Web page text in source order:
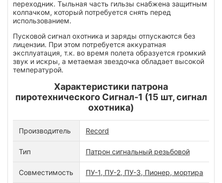
переходник. Тыльная часть гильзы снабжена защитным
колпачком, который потребуется снять перед
использованием.
Пусковой сигнал охотника и заряды отпускаются без
лицензии. При этом потребуется аккуратная
эксплуатация, т.к. во время полета образуется громкий
звук и искры, а метаемая звездочка обладает высокой
температурой.
Характеристики патрона
пиротехнического Сигнал-1 (15 шт, сигнал
охотника)
Производитель Record
Тип Патрон сигнальный резьбовой
Совместимость ПУ-1, ПУ-2, ПУ-3, Пионер, мортира